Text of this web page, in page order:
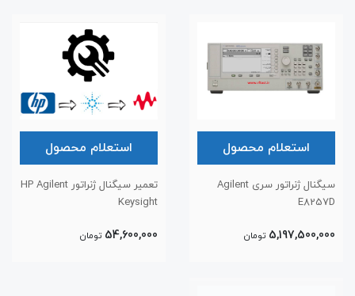
استعلام محصول
سیگنال ژنراتور سری Agilent
E8257D
5,197,500,000 تومان
استعلام محصول
تعمیر سیگنال ژنراتور HP Agilent
Keysight
54,600,000 تومان